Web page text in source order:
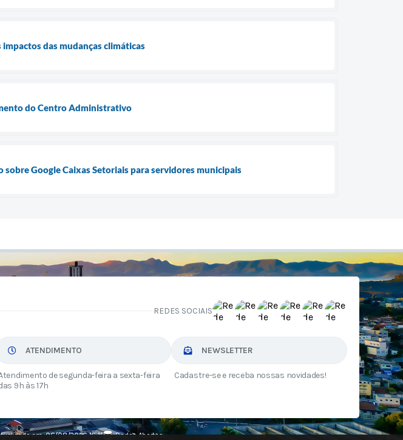
das mudanças climáticas
do Centro Administrativo
Google Caixas Setoriais para servidores municipais
REDES SOCIAIS
ATENDIMENTO
de segunda-feira a sexta-feira
9h às 17h
NEWSLETTER
Cadastre-se e receba nossas novidades!
em:06/08/2026 16:15 Dados Abertos